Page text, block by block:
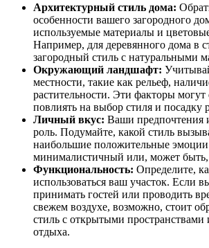
Архитектурный стиль дома:
особенности вашего загородного
используемые материалы и
Например, для деревянного дома в
загородный стиль с натуральными
Окружающий ландшафт:
местности, такие как рельеф,
растительности. Эти факторы
повлиять на выбор стиля и посадку
Личный вкус: Ваши предпочтения
роль. Подумайте, какой стиль
наибольшие положительные
минималистичный или, может быть,
Функциональность: Определите,
использоваться ваш участок. Если
принимать гостей или проводить
свежем воздухе, возможно, стоит
стиль с открытыми
отдыха.